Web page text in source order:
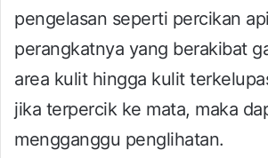
pengelasan seperti percikan
perangkatnya yang berakibat
area kulit hingga kulit
jika terpercik ke mata, maka
mengganggu penglihatan.